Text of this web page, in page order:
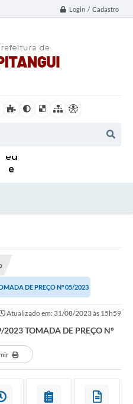
Login / Cadastro
DE PREÇO N° 05/2023
Atualizado em: 31/08/2023 às 15h59
2023 TOMADA DE PREÇO N°